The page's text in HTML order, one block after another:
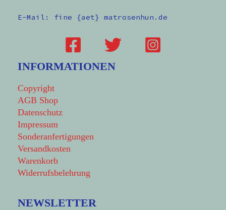
E-Mail: fine {aet} matrosenhun.de
INFORMATIONEN
Copyright
AGB Shop
Datenschutz
Impressum
Sonderanfertigungen
Versandkosten
Warenkorb
Widerrufsbelehrung
NEWSLETTER